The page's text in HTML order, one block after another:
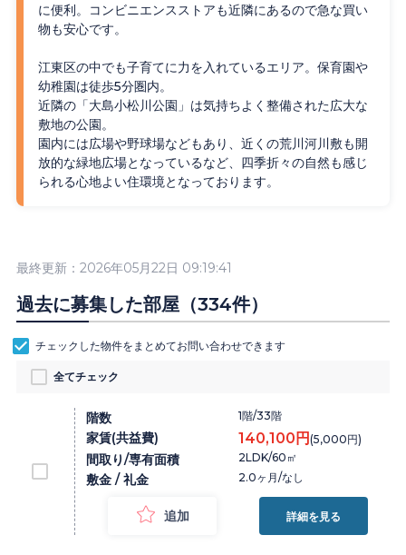
に便利。コンビニエンスストアも近隣にあるので急な買い
物も安心です。
江東区の中でも子育てに力を入れているエリア。保育園や
幼稚園は徒歩5分圏内。
近隣の「大島小松川公園」は気持ちよく整備された広大な
敷地の公園。
園内には広場や野球場などもあり、近くの荒川河川敷も開
放的な緑地広場となっているなど、四季折々の自然も感じ
られる心地よい住環境となっております。
過去に募集した部屋（334件）
最終更新：2026年05月22日 09:19:41
チェックした物件をまとめてお問い合わせできます
全てチェック
階数 1階/33階
家賃(共益費) 140,100円 (5,000円)
間取り/専有面積 2LDK/60㎡
敷金 / 礼金 2.0ヶ月/なし
追加 詳細を見る